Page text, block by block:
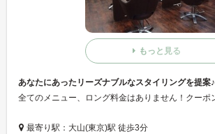
もっと見る
あなたにあったリーズナブルなスタイリングを提案♪
最寄り駅：大山(東京)駅 徒歩3分